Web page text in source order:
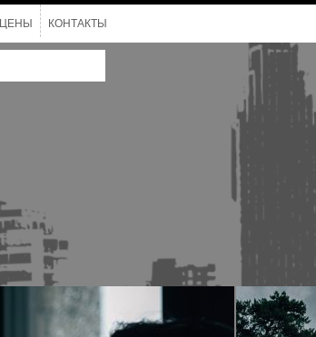
ЦЕНЫ КОНТАКТЫ